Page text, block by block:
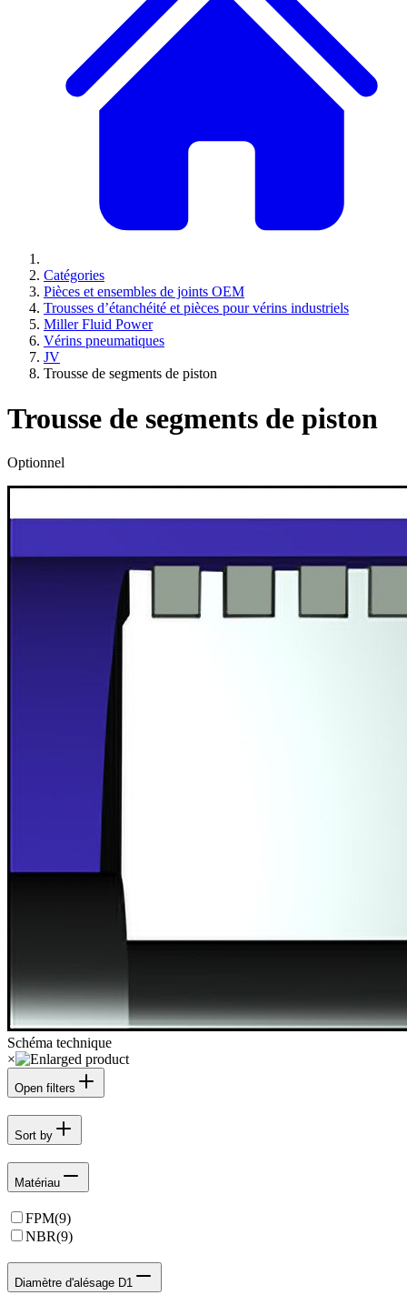
Catégories
Pièces et ensembles de joints OEM
Trousses d’étanchéité et pièces pour vérins industriels
Miller Fluid Power
Vérins pneumatiques
JV
Trousse de segments de piston
Trousse de segments de piston
Optionnel
Schéma technique
×
Open filters
Sort by
Matériau
FPM(9)
NBR(9)
Diamètre d'alésage D1